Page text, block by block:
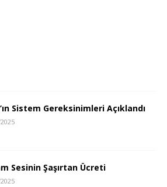
Sistem Gereksinimleri Açıklandı
Sesinin Şaşırtan Ücreti